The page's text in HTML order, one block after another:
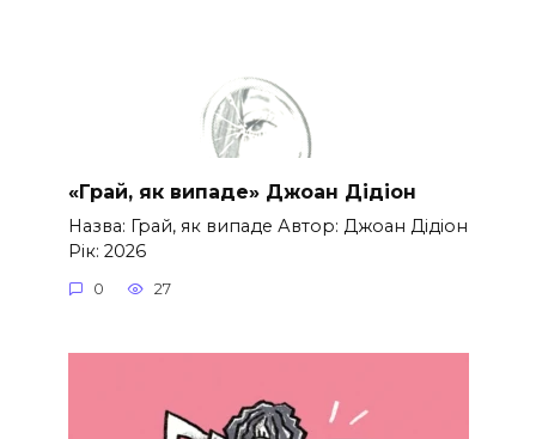
«Грай, як випаде» Джоан Дідіон
Назва: Грай, як випаде Автор: Джоан Дідіон
Рік: 2026
0 27